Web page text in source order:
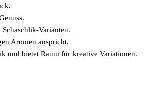
Varianten.
Aromen anspricht.
und bietet Raum für kreative Variationen.